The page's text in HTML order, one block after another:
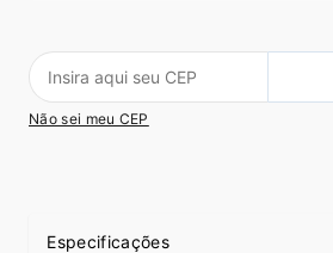
Não sei meu CEP
Especificações